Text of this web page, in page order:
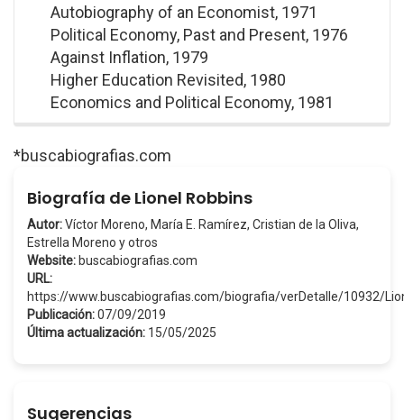
Autobiography of an Economist, 1971
Political Economy, Past and Present, 1976
Against Inflation, 1979
Higher Education Revisited, 1980
Economics and Political Economy, 1981
*buscabiografias.com
Biografía de Lionel Robbins
Autor:Víctor Moreno, María E. Ramírez, Cristian de la Oliva,
Estrella Moreno y otros
Website: buscabiografias.com
URL:
https://www.buscabiografias.com/biografia/verDetalle/10932/
Publicación:07/09/2019
Última actualización: 15/05/2025
Sugerencias